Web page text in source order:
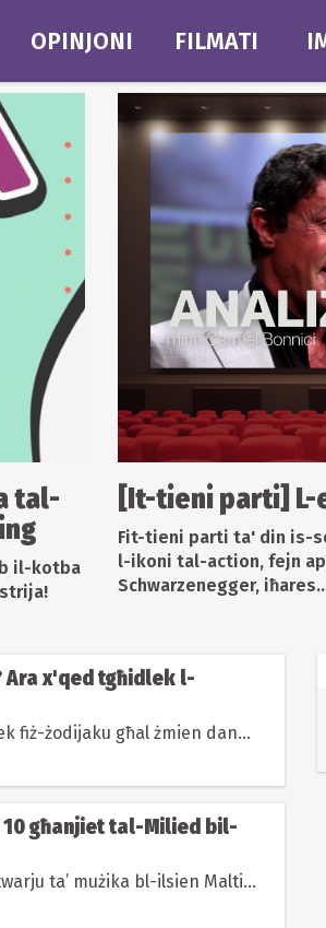
OPINJONI FILMATI
tal-
il-kotba
[It-tieni parti] L-
Fit-tieni parti ta' din is-
l-ikoni tal-action, fejn
Schwarzenegger,
Ara x'qed tgħidlek l-
fiż-żodijaku għal żmien dan...
għanjiet tal-Milied bil-
ta’ mużika bl-ilsien Malti...